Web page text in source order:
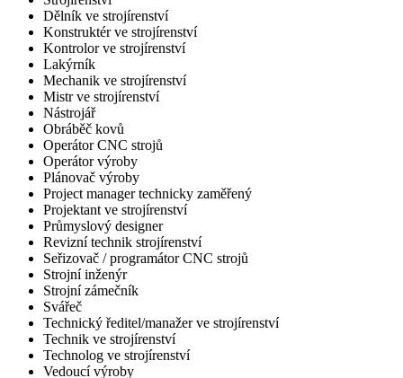
Dělník ve strojírenství
Konstruktér ve strojírenství
Kontrolor ve strojírenství
Lakýrník
Mechanik ve strojírenství
Mistr ve strojírenství
Nástrojář
Obráběč kovů
Operátor CNC strojů
Operátor výroby
Plánovač výroby
Project manager technicky zaměřený
Projektant ve strojírenství
Průmyslový designer
Revizní technik strojírenství
Seřizovač / programátor CNC strojů
Strojní inženýr
Strojní zámečník
Svářeč
Technický ředitel/manažer ve strojírenství
Technik ve strojírenství
Technolog ve strojírenství
Vedoucí výroby